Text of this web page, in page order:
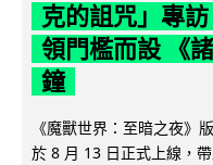
克的詛咒」專
領門檻而設 《
鐘
《魔獸世界：至暗之夜》
於 8 月 13 日正式上線，